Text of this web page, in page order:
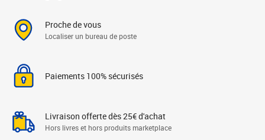
Proche de vous
Localiser un bureau de poste
Paiements 100% sécurisés
Livraison offerte dès 25€ d'achat
Hors livres et hors produits marketplace